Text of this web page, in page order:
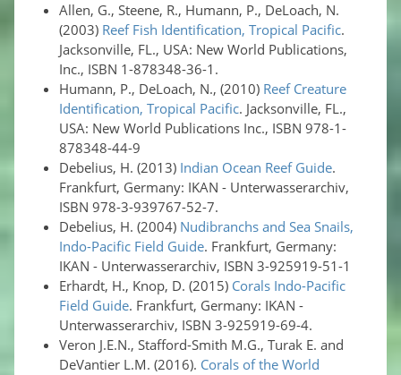
Allen, G., Steene, R., Humann, P., DeLoach, N.
(2003) Reef Fish Identification, Tropical Pacific.
Jacksonville, FL., USA: New World Publications,
Inc., ISBN 1-878348-36-1.
Humann, P., DeLoach, N., (2010) Reef Creature
Identification, Tropical Pacific. Jacksonville, FL.,
USA: New World Publications Inc., ISBN 978-1-
878348-44-9
Debelius, H. (2013) Indian Ocean Reef Guide.
Frankfurt, Germany: IKAN - Unterwasserarchiv,
ISBN 978-3-939767-52-7.
Debelius, H. (2004) Nudibranchs and Sea Snails,
Indo-Pacific Field Guide. Frankfurt, Germany:
IKAN - Unterwasserarchiv, ISBN 3-925919-51-1
Erhardt, H., Knop, D. (2015) Corals Indo-Pacific
Field Guide. Frankfurt, Germany: IKAN -
Unterwasserarchiv, ISBN 3-925919-69-4.
Veron J.E.N., Stafford-Smith M.G., Turak E. and
DeVantier L.M. (2016). Corals of the World